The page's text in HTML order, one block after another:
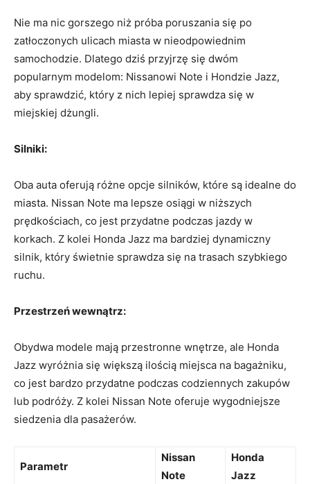
Nie ma nic⁣ gorszego niż‍ próba ‍poruszania się po
‌zatłoczonych ulicach miasta w nieodpowiednim
samochodzie. Dlatego dziś ​przyjrzę się⁤ dwóm
popularnym modelom: Nissanowi Note i Hondzie ⁢Jazz,
aby ‌sprawdzić, który z ⁢nich lepiej sprawdza⁣ się w⁢
miejskiej dżungli.
Silniki:
Oba auta oferują różne opcje silników, ⁢które są idealne do
miasta. Nissan Note ma ⁤lepsze osiągi w‌ niższych
prędkościach, co jest przydatne podczas jazdy⁣ w
korkach. Z kolei‌ Honda⁢ Jazz ma bardziej dynamiczny
silnik, który świetnie sprawdza⁣ się na trasach ⁢szybkiego
ruchu.
Przestrzeń wewnątrz:
Obydwa modele mają⁢ przestronne wnętrze, ale‌ Honda
Jazz wyróżnia się⁤ większą‍ ilością miejsca‍ na bagażniku,
co jest ‍bardzo ⁢przydatne ‍podczas codziennych zakupów
⁢lub podróży.‍ Z​ kolei Nissan Note oferuje⁣ wygodniejsze
⁢siedzenia dla pasażerów.
Parametr
Nissan
Note
Honda
Jazz